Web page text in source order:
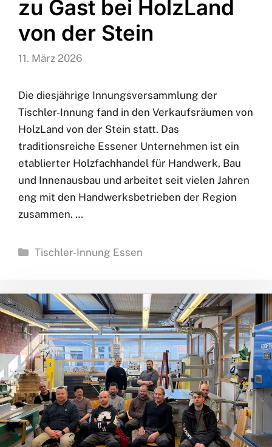
zu Gast bei HolzLand
von der Stein
11. März 2026
Die diesjährige Innungsversammlung der
Tischler-Innung fand in den Verkaufsräumen von
HolzLand von der Stein statt. Das
traditionsreiche Essener Unternehmen ist ein
etablierter Holzfachhandel für Handwerk, Bau
und Innenausbau und arbeitet seit vielen Jahren
eng mit den Handwerksbetrieben der Region
zusammen. …
Kategorien
Tischler-Innung Essen